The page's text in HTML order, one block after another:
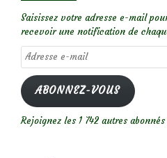
Saisissez votre adresse e-mail
recevoir une notification de
Adresse
e-
mail
ABONNEZ-VOUS
Rejoignez les 1 742 autres abonnés